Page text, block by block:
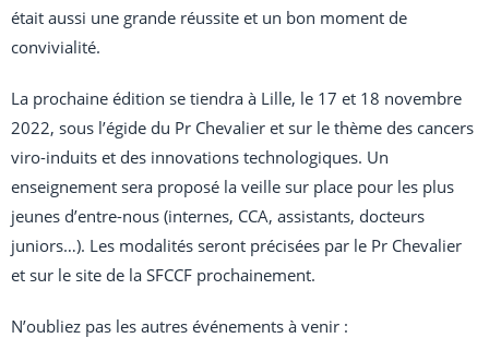
était aussi une grande réussite et un bon moment de
convivialité.
La prochaine édition se tiendra à Lille, le 17 et 18 novembre
2022, sous l’égide du Pr Chevalier et sur le thème des cancers
viro-induits et des innovations technologiques. Un
enseignement sera proposé la veille sur place pour les plus
jeunes d’entre-nous (internes, CCA, assistants, docteurs
juniors…). Les modalités seront précisées par le Pr Chevalier
et sur le site de la SFCCF prochainement.
N’oubliez pas les autres événements à venir :